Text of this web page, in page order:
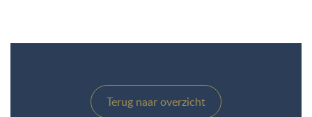
Terug naar overzicht